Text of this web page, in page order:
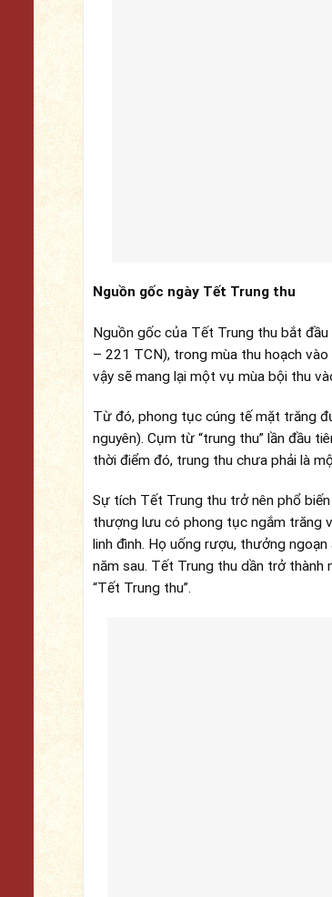
Nguồn gốc ngày Tết Trung thu
Nguồn gốc của Tết Trung thu bắt
– 221 TCN), trong mùa thu hoạch
vậy sẽ mang lại một vụ mùa bội thu
Từ đó, phong tục cúng tế mặt trăng
nguyên). Cụm từ “trung thu” lần đầu
thời điểm đó, trung thu chưa phải là
Sự tích Tết Trung thu trở nên phổ
thượng lưu có phong tục ngắm trăng
linh đình. Họ uống rượu, thưởng
năm sau. Tết Trung thu dần trở thành
“Tết Trung thu”.